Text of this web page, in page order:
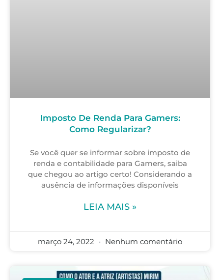
Imposto De Renda Para Gamers:
Como Regularizar?
Se você quer se informar sobre imposto de
renda e contabilidade para Gamers, saiba
que chegou ao artigo certo! Considerando a
ausência de informações disponíveis
LEIA MAIS »
março 24, 2022 Nenhum comentário